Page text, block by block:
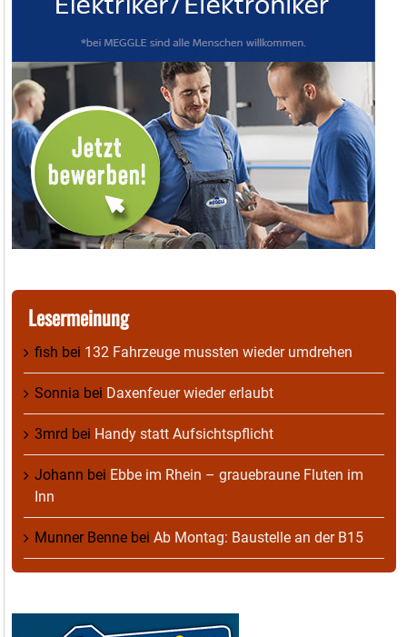
Lesermeinung
fish bei 132 Fahrzeuge mussten wieder umdrehen
Sonnia bei Daxenfeuer wieder erlaubt
3mrd bei Handy statt Aufsichtspflicht
Johann bei Ebbe im Rhein – grauebraune Fluten im
Inn
Munner Benne bei Ab Montag: Baustelle an der B15